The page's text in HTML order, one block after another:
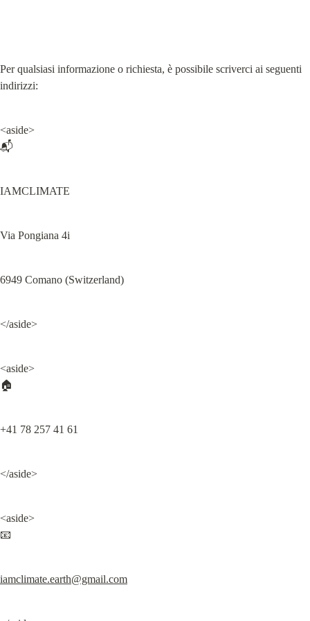
Per qualsiasi informazione o richiesta, è possibile scriverci ai seguenti
indirizzi:
<aside>
📬
IAMCLIMATE
Via Pongiana 4i
6949 Comano (Switzerland)
</aside>
<aside>
🏠
+41 78 257 41 61
</aside>
<aside>
📧
iamclimate.earth@gmail.com